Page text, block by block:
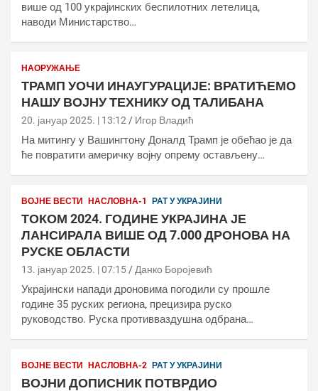
више од 100 украјинских беспилотних летелица,
наводи Министарство…
НАОРУЖАЊЕ
ТРАМП УОЧИ ИНАУГУРАЦИЈЕ: ВРАТИЋЕМО
НАШУ ВОЈНУ ТЕХНИКУ ОД ТАЛИБАНА
20. јануар 2025. | 13:12 Игор Владић
На митингу у Вашингтону Доналд Трамп је обећао је да
ће повратити америчку војну опрему остављену…
ВОЈНЕ ВЕСТИ НАСЛОВНА-1 РАТ У УКРАЈИНИ
ТОКОМ 2024. ГОДИНЕ УКРАЈИНА ЈЕ
ЛАНСИРАЛА ВИШЕ ОД 7.000 ДРОНОВА НА
РУСКЕ ОБЛАСТИ
13. јануар 2025. | 07:15 Данко Боројевић
Украјински напади дроновима погодили су прошле
године 35 руских региона, прецизира руско
руководство. Руска противваздушна одбрана…
ВОЈНЕ ВЕСТИ НАСЛОВНА-2 РАТ У УКРАЈИНИ
ВОЈНИ ДОПИСНИК ПОТВРДИО